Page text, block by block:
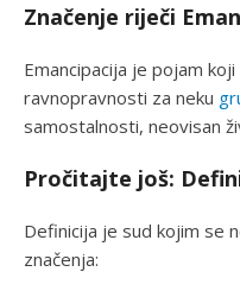
Značenje riječi
Emancipacija je pojam
ravnopravnosti za neku
samostalnosti, neovisan
Pročitajte još:
Definicija je sud kojim se
značenja: